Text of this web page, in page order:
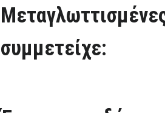
συμμετείχε: